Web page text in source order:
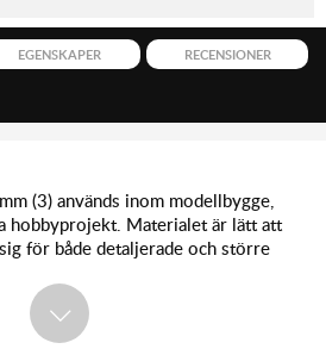
EGENSKAPER RECENSIONER
(3) används inom modellbygge,
hobbyprojekt. Materialet är lätt att
för både detaljerade och större